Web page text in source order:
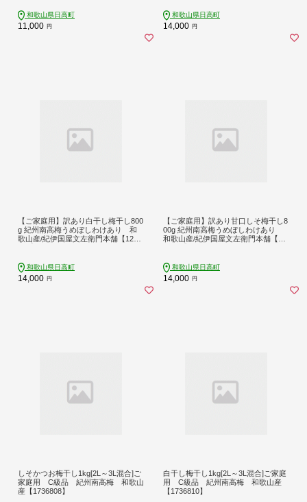
和歌山県日高町
11,000 円
和歌山県日高町
14,000 円
【ご家庭用】訳あり白干し梅干し800
g 紀州南高梅うめぼしわけあり 和
歌山産/紀伊国屋文左衛門本舗【1217
和歌山県日高町
14,000 円
【ご家庭用】訳あり甘口しそ梅干し8
00g 紀州南高梅うめぼしわけあり
和歌山産/紀伊国屋文左衛門本舗【12
和歌山県日高町
14,000 円
しそかつお梅干し1kg[2L～3L混合]ご
家庭用 C級品 紀州南高梅 和歌山
産【1736808】
白干し梅干し1kg[2L～3L混合]ご家庭
用 C級品 紀州南高梅 和歌山産
【1736810】